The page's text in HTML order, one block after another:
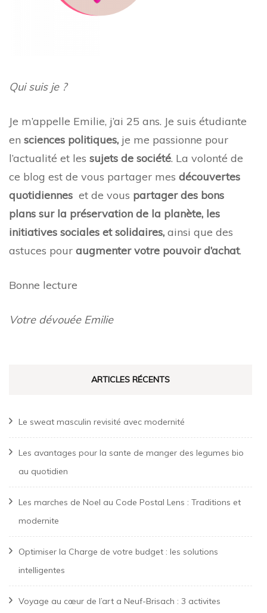
Qui suis je ?
Je m’appelle Emilie, j’ai 25 ans. Je suis étudiante
en sciences politiques, je me passionne pour
l’actualité et les sujets de société. La volonté de
ce blog est de vous partager mes découvertes
quotidiennes et de vous partager des bons
plans sur la préservation de la planète, les
initiatives sociales et solidaires, ainsi que des
astuces pour augmenter votre pouvoir d’achat.
Bonne lecture
Votre dévouée Emilie
ARTICLES RÉCENTS
Le sweat masculin revisité avec modernité
Les avantages pour la sante de manger des legumes bio
au quotidien
Les marches de Noel au Code Postal Lens : Traditions et
modernite
Optimiser la Charge de votre budget : les solutions
intelligentes
Voyage au cœur de l’art a Neuf-Brisach : 3 activites